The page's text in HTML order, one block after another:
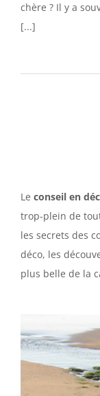
chère ? Il y a
[...]
Le conseil en
trop-plein de
les secrets des
déco, les
plus belle de la